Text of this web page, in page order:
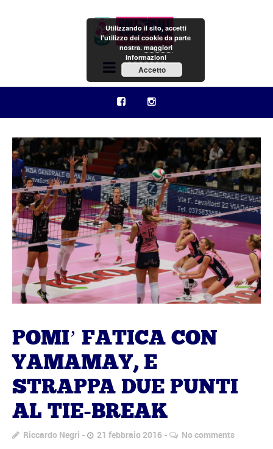
Menu
POMI’ FATICA CON
YAMAMAY, E
STRAPPA DUE PUNTI
AL TIE-BREAK
Riccardo Negri 21 febbraio 2016 No comments
Utilizzando il sito, accetti
l'utilizzo dei cookie da parte
nostra.maggiori
informazioni
Accetto